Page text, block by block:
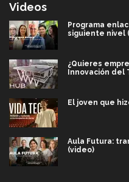
Videos
Programa
siguiente nivel
¿Quieres
Innovación del
El joven que
Aula Futura:
(video)